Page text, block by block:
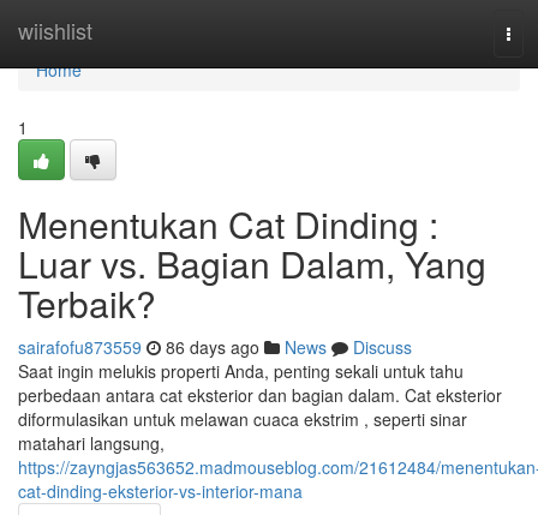
wiishlist
Home
Home
1
Menentukan Cat Dinding :
Luar vs. Bagian Dalam, Yang
Terbaik?
sairafofu873559 86 days ago News
Discuss
Saat ingin melukis properti Anda, penting sekali untuk tahu
perbedaan antara cat eksterior dan bagian dalam. Cat eksterior
diformulasikan untuk melawan cuaca ekstrim , seperti sinar
matahari langsung,
https://zayngjas563652.madmouseblog.com/21612484/
cat-dinding-eksterior-vs-interior-mana